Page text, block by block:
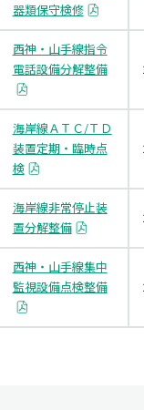
器類保守検修
西神・山手線指令
電話設備分解整備
海岸線ＡＴＣ/ＴＤ
装置定期・臨時点
検
海岸線非常停止装
置分解整備
西神・山手線集中
監視設備点検整備